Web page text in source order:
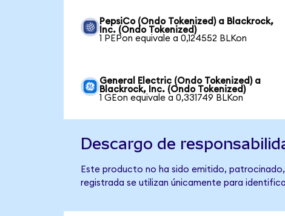
PepsiCo (Ondo Tokenized) a Blackrock,
Inc. (Ondo Tokenized)
1 PEPon equivale a 0,124552 BLKon
General Electric (Ondo Tokenized) a
Blackrock, Inc. (Ondo Tokenized)
1 GEon equivale a 0,331749 BLKon
Descargo de
Este producto no ha sido emitido,
registrada se utilizan únicamente para